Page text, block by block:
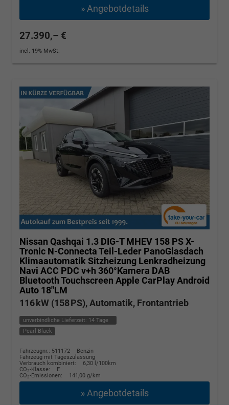
» Angebotdetails
27.390,– €
incl. 19% MwSt.
Nissan Qashqai 1.3 DIG-T MHEV 158 PS X-
Tronic N-Connecta Teil-Leder PanoGlasdach
Klimaautomatik Sitzheizung Lenkradheizung
Navi ACC PDC v+h 360°Kamera DAB
Bluetooth Touchscreen Apple CarPlay Android
Auto 18"LM
116 kW (158 PS), Automatik, Frontantrieb
unverbindliche Lieferzeit: 14 Tage
Pearl Black
Fahrzeugnr.: 511172
Benzin
Fahrzeug mit Tageszulassung
Verbrauch kombiniert:
6,30 l/100km
CO2-Klasse:
E
CO2-Emissionen: 141,00 g/km
» Angebotdetails